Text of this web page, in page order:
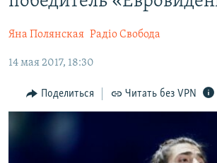
главной
Вернутся
поиску
11 ЛЕТ ОККУПАЦИИ КРЫМА. 11 ИСТОРИЙ
ЕЩЕ
ИНТЕРАКТИВ
ИНФОГРАФИКА
РАДІО СВОБОДА
КАК ОБОЙТИ БЛОКИРОВКУ
Яна Полянская Радіо Свобода
14 мая 2017, 18:30
Поделиться Читать без VPN